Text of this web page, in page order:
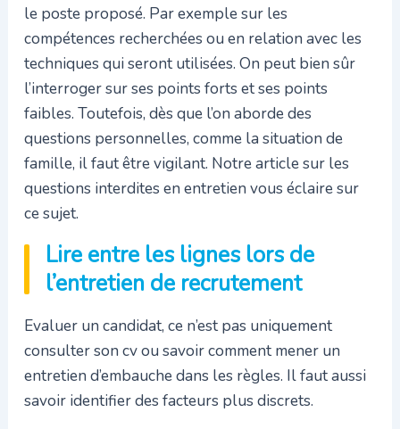
le poste proposé. Par exemple sur les
compétences recherchées ou en relation avec les
techniques qui seront utilisées. On peut bien sûr
l’interroger sur ses points forts et ses points
faibles. Toutefois, dès que l’on aborde des
questions personnelles, comme la situation de
famille, il faut être vigilant. Notre article sur les
questions interdites en entretien vous éclaire sur
ce sujet.
Lire entre les lignes lors de
l’entretien de recrutement
Evaluer un candidat, ce n’est pas uniquement
consulter son cv ou savoir comment mener un
entretien d’embauche dans les règles. Il faut aussi
savoir identifier des facteurs plus discrets.